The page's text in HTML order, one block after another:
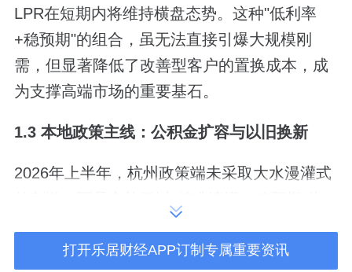
LPR在短期内将维持横盘态势。这种"低利率
+稳预期"的组合，虽无法直接引爆大规模刚
需，但显著降低了改善型客户的置换成本，成
为支撑高端市场的重要基石。
1.3 本地政策主线：公积金扩容与以旧换新
2026年上半年，杭州政策端未采取大水漫灌式
房补贴、以旧换新及"好房子"建设四大维度。
打开乐居财经APP订制专属重要资讯